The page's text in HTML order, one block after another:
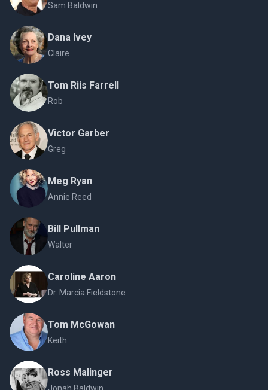
Sam Baldwin
Dana Ivey
Claire
Tom Riis Farrell
Rob
Victor Garber
Greg
Meg Ryan
Annie Reed
Bill Pullman
Walter
Caroline Aaron
Dr. Marcia Fieldstone
Tom McGowan
Keith
Ross Malinger